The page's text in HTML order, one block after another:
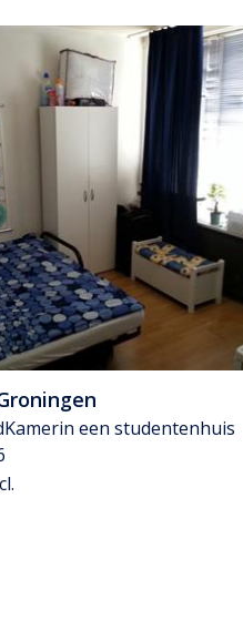
Kamerin een studentenhuis